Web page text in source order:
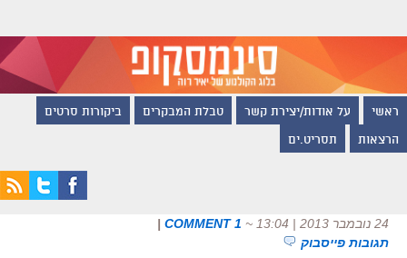
ראשי על אודות/יצירת קשר טבלת המבקרים ביקורות סרטים
הרצאות תסריט.ים
24 נובמבר 2013 | 13:04 ~
1 COMMENT
|
תגובות פייסבוק